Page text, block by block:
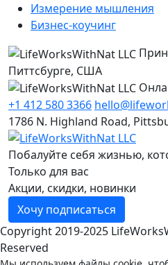
Измерение мышления
Бизнес-коучинг
Питтсбурге, США
+1 412 580 3366
1786 N. Highland Road,
Побалуйте себя жизнью,
Только для вас
Акции, скидки, новинки
Хочу подписаться
Copyright 2019-2025
Reserved